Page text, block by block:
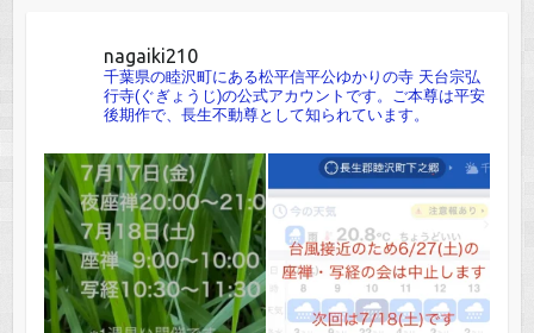
nagaiki210
千葉県の睦沢町にある松平信平公ゆかりの寺 天台宗弘
行寺(ぐぎょうじ)の公式アカウントです。ご本尊は平安
後期作で、長生不動尊として知られています。